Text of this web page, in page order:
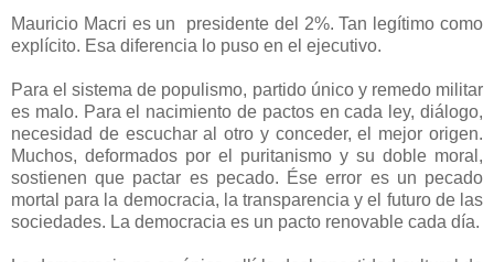
Mauricio Macri es un presidente del 2%. Tan legítimo como
explícito. Esa diferencia lo puso en el ejecutivo.
Para el sistema de populismo, partido único y remedo militar
es malo. Para el nacimiento de pactos en cada ley, diálogo,
necesidad de escuchar al otro y conceder, el mejor origen.
Muchos, deformados por el puritanismo y su doble moral,
sostienen que pactar es pecado. Ése error es un pecado
mortal para la democracia, la transparencia y el futuro de las
sociedades. La democracia es un pacto renovable cada día.